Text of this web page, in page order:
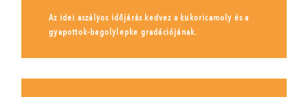
Az idei aszályos időjárás kedvez a kukoricamoly és a
gyapottok-bagolylepke gradációjának.